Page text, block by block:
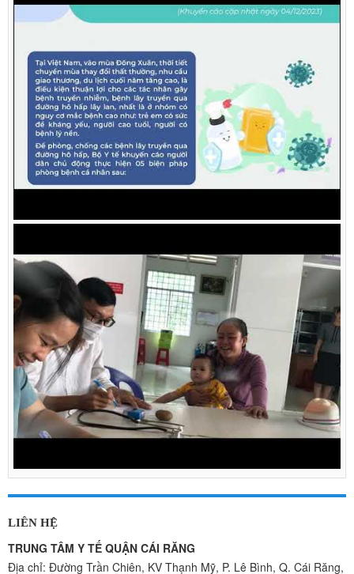
LIÊN HỆ
TRUNG TÂM Y TẾ QUẬN CÁI RĂNG
Địa chỉ: Đường Trần Chiên, KV Thạnh Mỹ, P. Lê Bình, Q. Cái Răng,